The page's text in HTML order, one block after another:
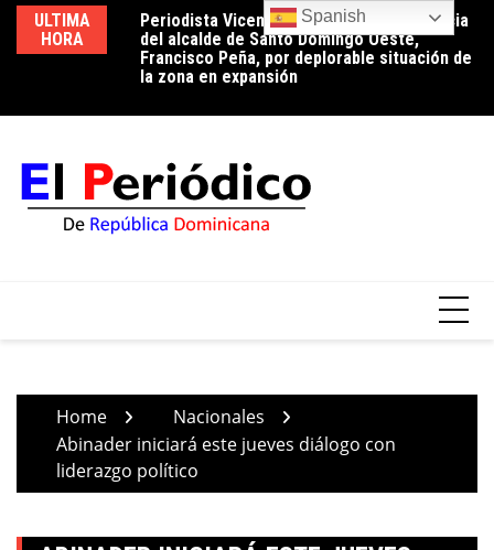
Skip
content
ULTIMA
HORA
Periodista Vicente Méndez pide la renuncia
del alcalde de Santo Domingo Oeste,
Francisco Peña, por deplorable situación de
la zona en expansión
Luz 24 horas o reducción de pérdidas: la
conversación que el país aún tiene
pendiente
Home
Nacionales
Abinader iniciará este jueves diálogo con
liderazgo político
Spanish